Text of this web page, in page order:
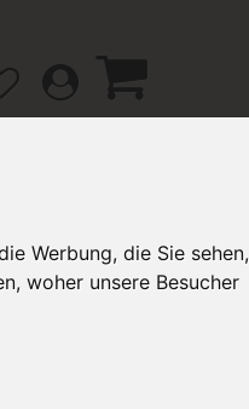
Werbung, die Sie sehen,
woher unsere Besucher
/ FAQ